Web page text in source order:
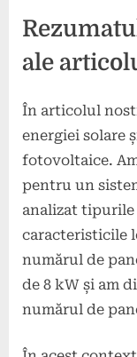
ale
În articolul
energiei solare
fotovoltaice.
pentru un
analizat
caracteristicile
numărul de
de 8 kW și am
numărul de